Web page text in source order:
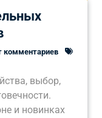
комментариев
выбор,
и новинках